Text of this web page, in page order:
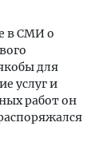
в СМИ о
для
услуг и
работ он